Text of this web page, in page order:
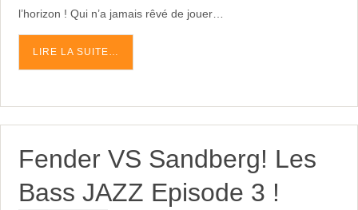
l’horizon ! Qui n’a jamais rêvé de jouer…
LIRE LA SUITE…
Fender VS Sandberg! Les
Bass JAZZ Episode 3 !